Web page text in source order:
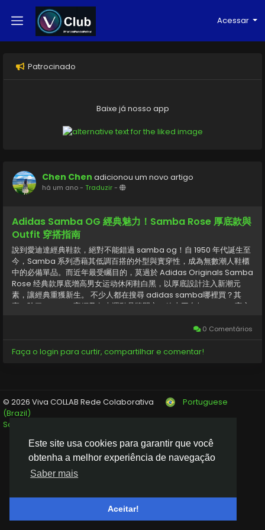
Este site usa cookies para garantir que você
obtenha a melhor experiência de navegação
Saber mais
Aceitar!
Acessar
Patrocinado
Baixe já nosso app
Chen Chen adicionou um novo artigo
há um ano- Traduzir-
Adidas Samba OG 經典魅力！Samba Rose 厚底款與
Outfit 穿搭指南
說到愛迪達經典鞋款，絕對不能錯過 samba og！自 1950 年代誕生至
今，Samba 系列憑藉其低調百搭的外型與實穿性，成為無數潮人鞋櫃
中的必備單品。而近年最受矚目的，莫過於 Adidas Originals Samba
Rose 经典款厚底增高男女运动休闲鞋白黑，以厚底設計注入新潮元
素，讓經典重獲新生。 不少人都在搜尋 adidas samba哪裡買？其
實，除了 adidas 官網及各大運動品牌門市，線上平台如 adidas 官方
是，市面上假貨眾多，務必認明正規授權經銷商，才不會買到仿品，影
底增高設計讓經典鞋款更具時尚感，不論搭配牛仔褲、運動褲還是寬褲
0 Comentários
Faça o login para curtir, compartilhar e comentar!
© 2026 Viva COLLAB Rede Colaborativa
Portuguese
(Brazil)
Sobre